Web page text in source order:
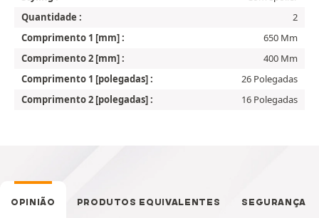
Quantidade :
2
Comprimento 1 [mm] :
650 Mm
Comprimento 2 [mm] :
400 Mm
Comprimento 1 [polegadas] :
26 Polegadas
Comprimento 2 [polegadas] :
16 Polegadas
OPINIÃO PRODUTOS EQUIVALENTES SEGURANÇA